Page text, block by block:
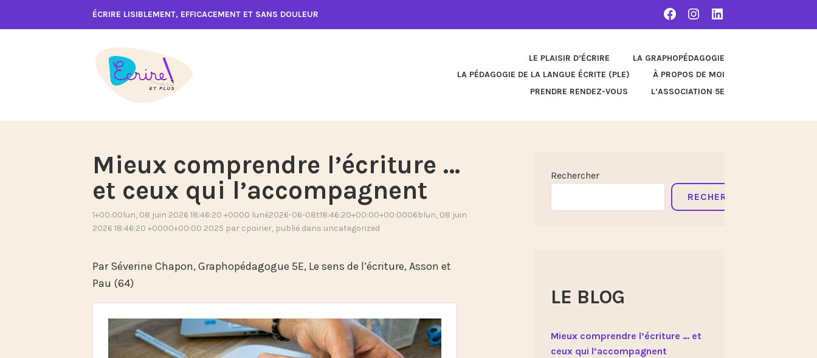
ÉCRIRE LISIBLEMENT, EFFICACEMENT ET SANS DOULEUR FACEBOOKINSTAGRAM
LINKEDIN
LE PLAISIR D’ÉCRIRE
LA GRAPHOPÉDAGOGIE
LA PÉDAGOGIE DE LA LANGUE ÉCRITE (PLE)
À PROPOS DE MOI
PRENDRE RENDEZ-VOUS
L’ASSOCIATION 5E
Mieux comprendre l’écriture …
et ceux qui l’accompagnent
1+00:00lun, 08 juin 2026 18:46:20 +0000 luné2026-06-08t18:46:20+00:00+00:0006blun, 08 juin
2026 18:46:20 +0000+00:00 2025 par cpoirier, publié dans uncategorized
Par Séverine Chapon, Graphopédagogue 5E, Le sens de l’écriture, Asson et
Pau (64)
Rechercher
RECHERCHER
LE BLOG
Mieux comprendre l’écriture … et
ceux qui l’accompagnent